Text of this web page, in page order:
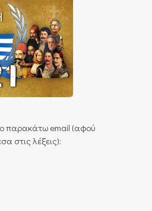
παρακάτω email (αφού
στις λέξεις):